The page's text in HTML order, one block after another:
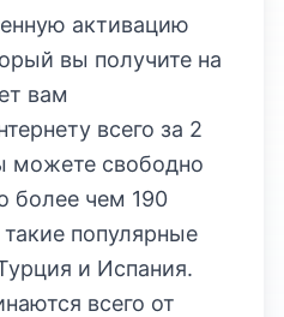
активацию
вы получите на
вам
всего за 2
можете свободно
более чем 190
популярные
и Испания.
всего от